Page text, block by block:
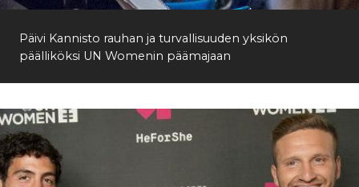
Etsi
Päivi Kannisto rauhan ja turvallisuuden yksikön
päälliköksi UN Womenin päämajaan